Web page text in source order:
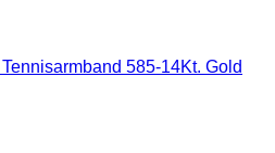
585-14Kt. Gold